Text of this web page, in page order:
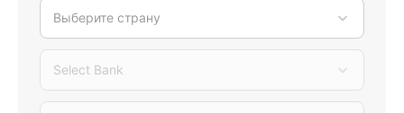
Выберите страну
Select Bank